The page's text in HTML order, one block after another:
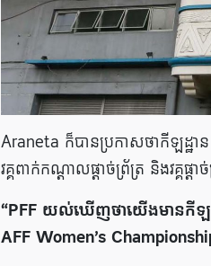
Araneta ក៏បានប្រកាសថាកីឡដ្ឋា
វគ្គពាក់កណ្តាលផ្តាច់ព្រ័ត្រ និងវគ្គផ្តា
“PFF យល់ឃើញថាយើងមានកីឡដ្ឋ
AFF Women’s